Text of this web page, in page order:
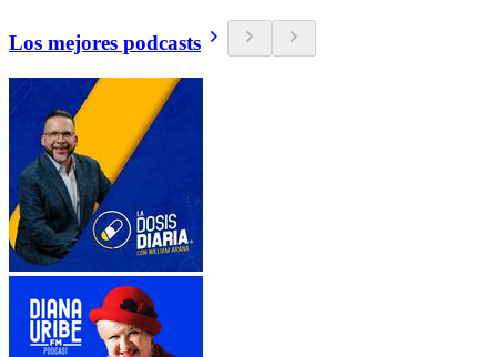
Los mejores podcasts